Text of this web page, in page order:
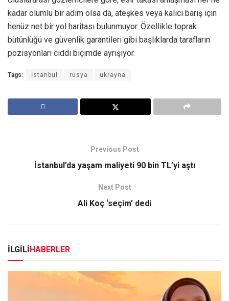
kadar olumlu bir adım olsa da, ateşkes veya kalıcı barış için
henüz net bir yol haritası bulunmuyor. Özellikle toprak
bütünlüğü ve güvenlik garantileri gibi başlıklarda tarafların
pozisyonları ciddi biçimde ayrışıyor.
Tags: İstanbul rusya ukrayna
Previous Post
İstanbul’da yaşam maliyeti 90 bin TL’yi aştı
Next Post
Ali Koç ‘seçim’ dedi
İLGİLİHABERLER